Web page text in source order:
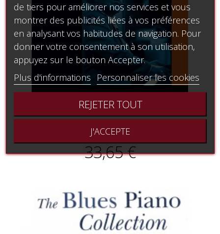
Tim Richards Blues piano volume 1
33,65 €
de tiers pour améliorer nos services et vous
montrer des publicités liées à vos préférences
en analysant vos habitudes de navigation. Pour
donner votre consentement à son utilisation,
appuyez sur le bouton Accepter.
Plus d'informations
Personnaliser les cookies
REJETER TOUT
J'ACCEPTE